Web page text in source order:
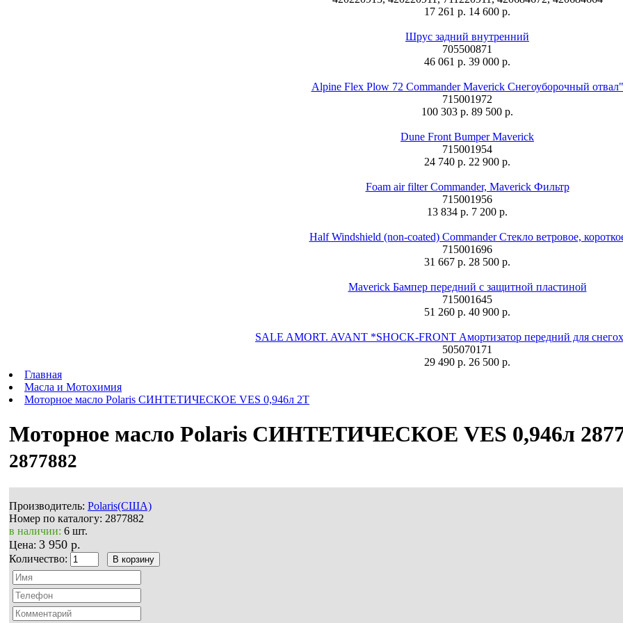
17 261 р. 14 600 р.
Шрус задний внутренний
705500871
46 061 р. 39 000 р.
Alpine Flex Plow 72 Commander Maverick Снегоуборочный отвал"
715001972
100 303 р. 89 500 р.
Dune Front Bumper Maverick
715001954
24 740 р. 22 900 р.
Foam air filter Commander, Maverick Фильтр
715001956
13 834 р. 7 200 р.
Half Windshield (non-coated) Commander Стекло ветровое,
715001696
31 667 р. 28 500 р.
Maverick Бампер передний с защитной пластиной
715001645
51 260 р. 40 900 р.
SALE AMORT. AVANT *SHOCK-FRONT Амортизатор передний для
505070171
29 490 р. 26 500 р.
Главная
Масла и Мотохимия
Моторное масло Polaris СИНТЕТИЧЕСКОЕ VES 0,946л 2Т
Моторное масло Polaris СИНТЕТИЧЕСКОЕ VES 0,946л
2877882
Производитель: Polaris(США)
Номер по каталогу: 2877882
в наличии: 6 шт.
Цена: 3 950 р.
Количество: